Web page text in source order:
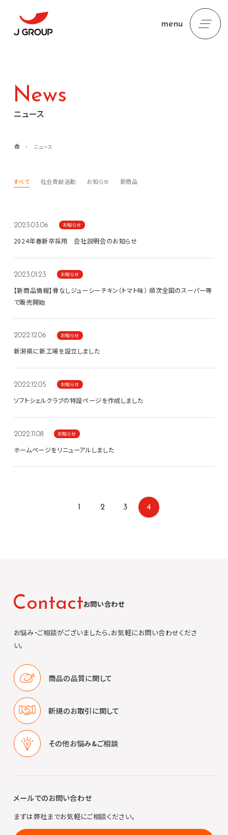
menu
News
ニュース
・ ニュース
すべて 社会貢献活動 お知らせ 新商品
2023.03.06 お知らせ
2024年春新卒採用 会社説明会のお知らせ
2023.01.23 お知らせ
【新商品情報】骨なしジューシーチキン（トマト味） 順次全国のスーパー等
で販売開始
2022.12.06 お知らせ
新潟県に新工場を設立しました
2022.12.05 お知らせ
ソフトシェルクラブの特設ページを作成しました
2022.11.08 お知らせ
ホームページをリニューアルしました
1 2 3 4
Contactお問い合わせ
お悩み・ご相談がございましたら、お気軽にお問い合わせくださ
い。
商品の品質に関して
新規のお取引に関して
その他お悩み&ご相談
メールでのお問い合わせ
まずは弊社までお気軽にご相談ください。